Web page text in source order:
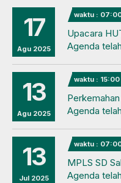
17
Agu 2025
waktu :
Upacara
Agenda
13
Agu 2025
waktu : 15:00
Agenda
13
Jul 2025
waktu :
MPLS SD
Agenda